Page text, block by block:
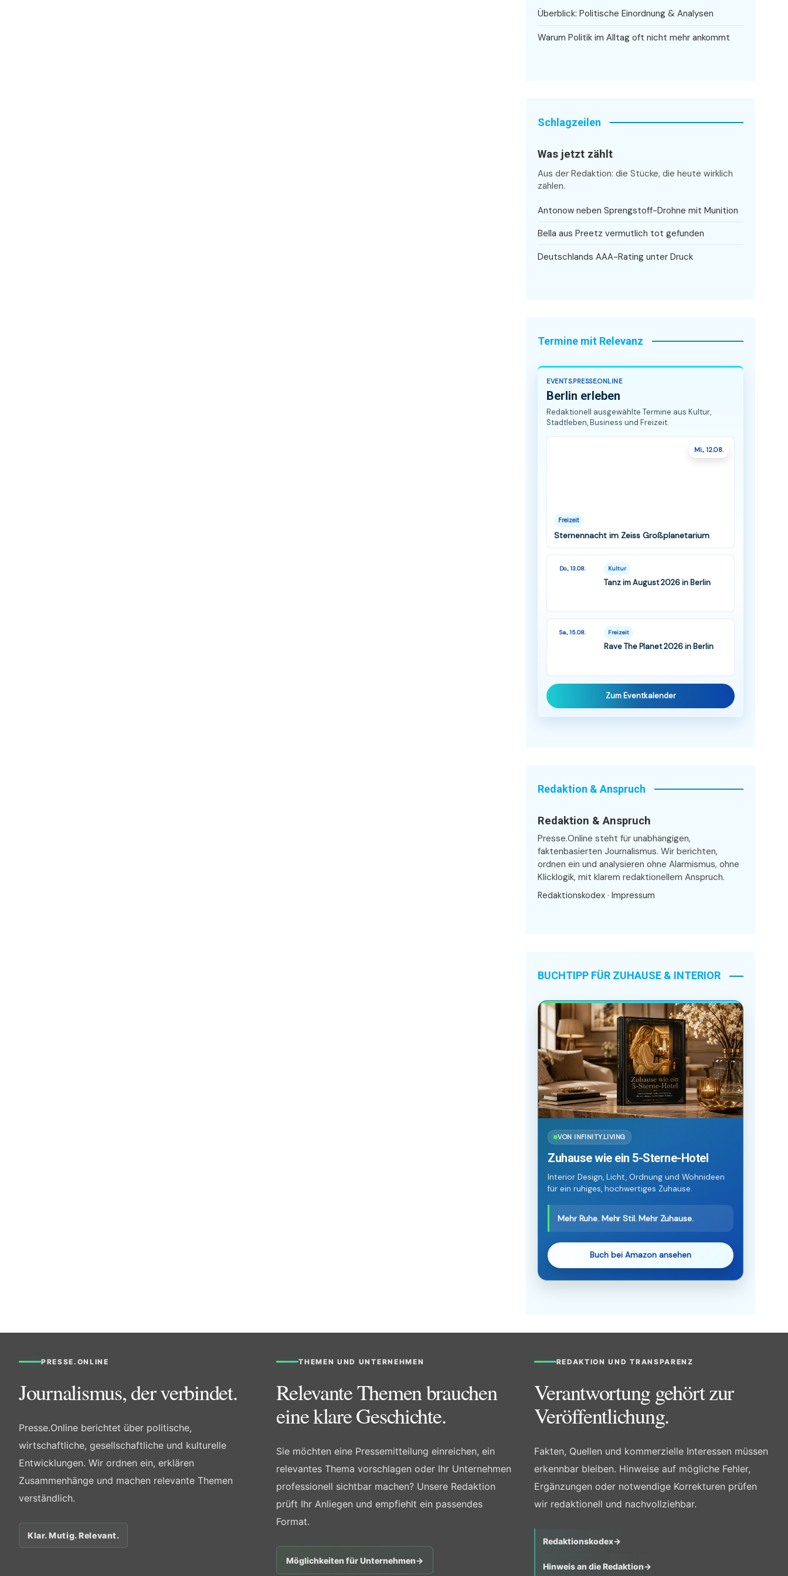
Überblick: Politische Einordnung & Analysen
Warum Politik im Alltag oft nicht mehr ankommt
Schlagzeilen
Was jetzt zählt
Aus der Redaktion: die Stücke, die heute wirklich
zählen.
Antonow neben Sprengstoff-Drohne mit Munition
Bella aus Preetz vermutlich tot gefunden
Deutschlands AAA-Rating unter Druck
Termine mit Relevanz
EVENTS.PRESSE.ONLINE
Berlin erleben
Redaktionell ausgewählte Termine aus Kultur,
Stadtleben, Business und Freizeit.
Mi., 12.08.
Freizeit
Sternennacht im Zeiss Großplanetarium
Do., 13.08. Kultur
Tanz im August 2026 in Berlin
Sa., 15.08. Freizeit
Rave The Planet 2026 in Berlin
Zum Eventkalender
Redaktion & Anspruch
Redaktion & Anspruch
Presse.Online steht für unabhängigen,
faktenbasierten Journalismus. Wir berichten,
ordnen ein und analysieren ohne Alarmismus, ohne
Klicklogik, mit klarem redaktionellem Anspruch.
Redaktionskodex · Impressum
BUCHTIPP FÜR ZUHAUSE & INTERIOR
VON INFINITY.LIVING
Zuhause wie ein 5-Sterne-Hotel
Interior Design, Licht, Ordnung und Wohnideen
für ein ruhiges, hochwertiges Zuhause.
Mehr Ruhe. Mehr Stil. Mehr Zuhause.
Buch bei Amazon ansehen
PRESSE.ONLINE
Journalismus, der verbindet.
Presse.Online berichtet über politische,
wirtschaftliche, gesellschaftliche und kulturelle
Entwicklungen. Wir ordnen ein, erklären
Zusammenhänge und machen relevante Themen
verständlich.
Klar. Mutig. Relevant.
THEMEN UND UNTERNEHMEN
Relevante Themen brauchen
eine klare Geschichte.
Sie möchten eine Pressemitteilung einreichen, ein
relevantes Thema vorschlagen oder Ihr Unternehmen
professionell sichtbar machen? Unsere Redaktion
prüft Ihr Anliegen und empfiehlt ein passendes
Format.
Möglichkeiten für Unternehmen→
REDAKTION UND TRANSPARENZ
Verantwortung gehört zur
Veröffentlichung.
Fakten, Quellen und kommerzielle Interessen müssen
erkennbar bleiben. Hinweise auf mögliche Fehler,
Ergänzungen oder notwendige Korrekturen prüfen
wir redaktionell und nachvollziehbar.
Redaktionskodex→
Hinweis an die Redaktion→